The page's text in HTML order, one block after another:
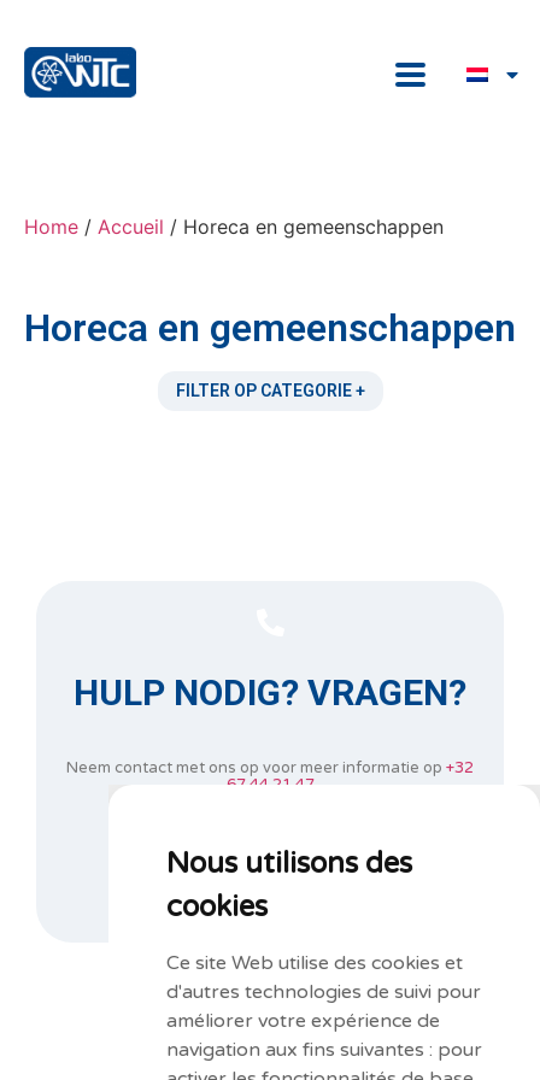
Nous utilisons des
cookies
Ce site Web utilise des cookies et
d'autres technologies de suivi pour
améliorer votre expérience de
navigation aux fins suivantes : pour
Home / Accueil / Horeca en gemeenschappen
Horeca en gemeenschappen
FILTER OP CATEGORIE +
HULP NODIG? VRAGEN?
Neem contact met ons op voor meer informatie op +32
67 44 21 47
CONTACTEER ONS